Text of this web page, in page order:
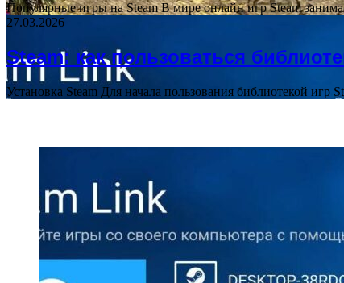
Популярные игры на Steam В мире онлайн игр Steam
27.03.2026
Steam: как пользоваться
Установка Steam Для начала пользования библиотекой